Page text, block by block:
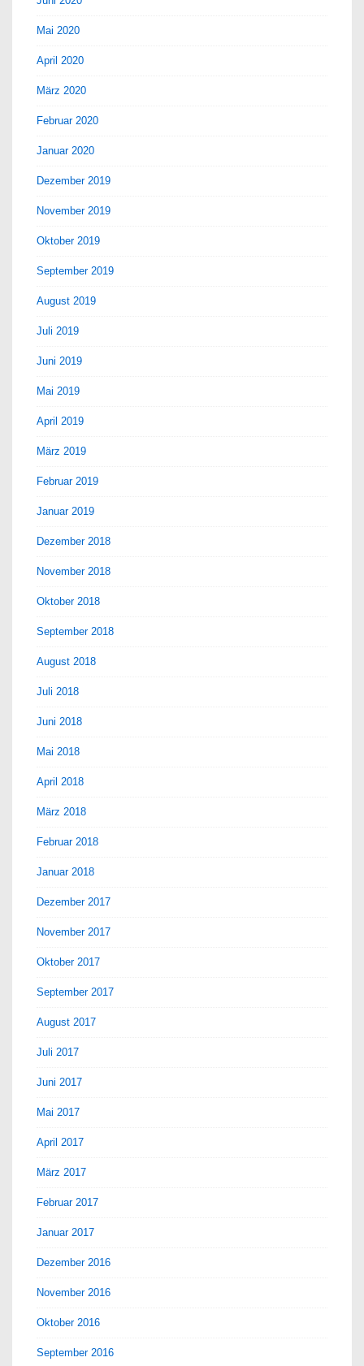
Mai 2020
April 2020
März 2020
Februar 2020
Januar 2020
Dezember 2019
November 2019
Oktober 2019
September 2019
August 2019
Juli 2019
Juni 2019
Mai 2019
April 2019
März 2019
Februar 2019
Januar 2019
Dezember 2018
November 2018
Oktober 2018
September 2018
August 2018
Juli 2018
Juni 2018
Mai 2018
April 2018
März 2018
Februar 2018
Januar 2018
Dezember 2017
November 2017
Oktober 2017
September 2017
August 2017
Juli 2017
Juni 2017
Mai 2017
April 2017
März 2017
Februar 2017
Januar 2017
Dezember 2016
November 2016
Oktober 2016
September 2016